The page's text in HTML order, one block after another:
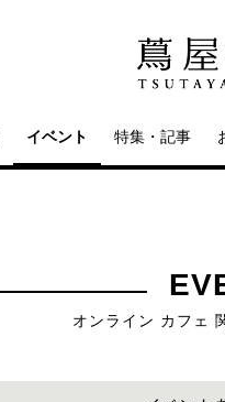
イベント 特集・記事
オンライン カフェ